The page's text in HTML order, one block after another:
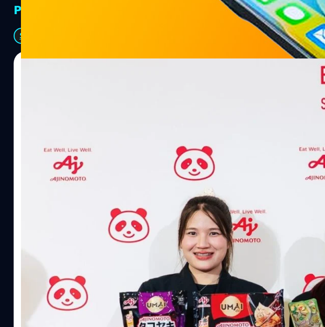
PR Partners
See All
บริษัท อายิโนะโมะโต๊ะ (ประเทศไทย) จำกัด จัดงาน The Heartbeat by “AminoScience” ร่วมเปิดเผย
แนวคิดการดำเนินธุรกิจและการพัฒนาผลิตภัณฑ์ที่ขับเคลื่อนด้วยเทคโนโลยีทางอาหาร และข้อมูลพฤติกรรม
ผู้บริโภค ท่ามกลางการเติบโตของตลาด Health & Wellness ในประเทศไทย ซึ่งมีมูลค่ามากกว่า 1.5 ล้านล้าน
บาท หรือคิดเป็นสัดส่วนราว 8% ของผลิตภัณฑ์มวลรวมในประเทศ (GDP) กลุ่มธุรกิจเทคโนโลยีและองค์
ความรู้หลักรูปแบบผลิตภัณฑ์ / โซลูชันกลุ่มเป้าหมายหลักNutrition & Well-beingAminoScience (การใช้
ประโยชน์จากกรดอะมิโน)aminoVITAL, AminoNITE,